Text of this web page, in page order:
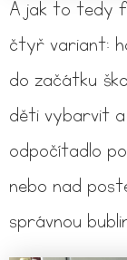
A jak to tedy
čtyř variant:
do začátku
děti vybarvit
odpočítadlo
nebo nad
správnou